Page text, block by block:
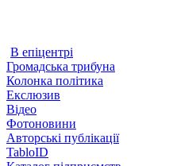
В епіцентрі
Громадська трибуна
Колонка політика
Екслюзив
Відео
Фотоновини
Авторські публікації
TabloID